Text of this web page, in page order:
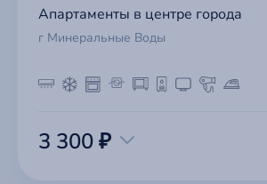
Апартаменты в центре города
г Минеральные Воды
3 300 ₽